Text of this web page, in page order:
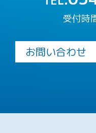
受付時
お問い合わせ